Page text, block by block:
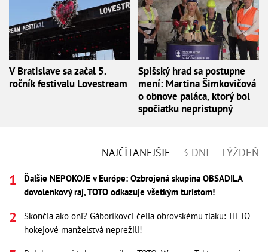
V Bratislave sa začal 5.
ročník festivalu Lovestream
Spišský hrad sa postupne
mení: Martina Šimkovičová
o obnove paláca, ktorý bol
spočiatku neprístupný
NAJČÍTANEJŠIE 3 DNI TÝŽDEŇ
Ďalšie NEPOKOJE v Európe: Ozbrojená skupina OBSADILA
dovolenkový raj, TOTO odkazuje všetkým turistom!
Skončia ako oni? Gáboríkovci čelia obrovskému tlaku: TIETO
hokejové manželstvá neprežili!